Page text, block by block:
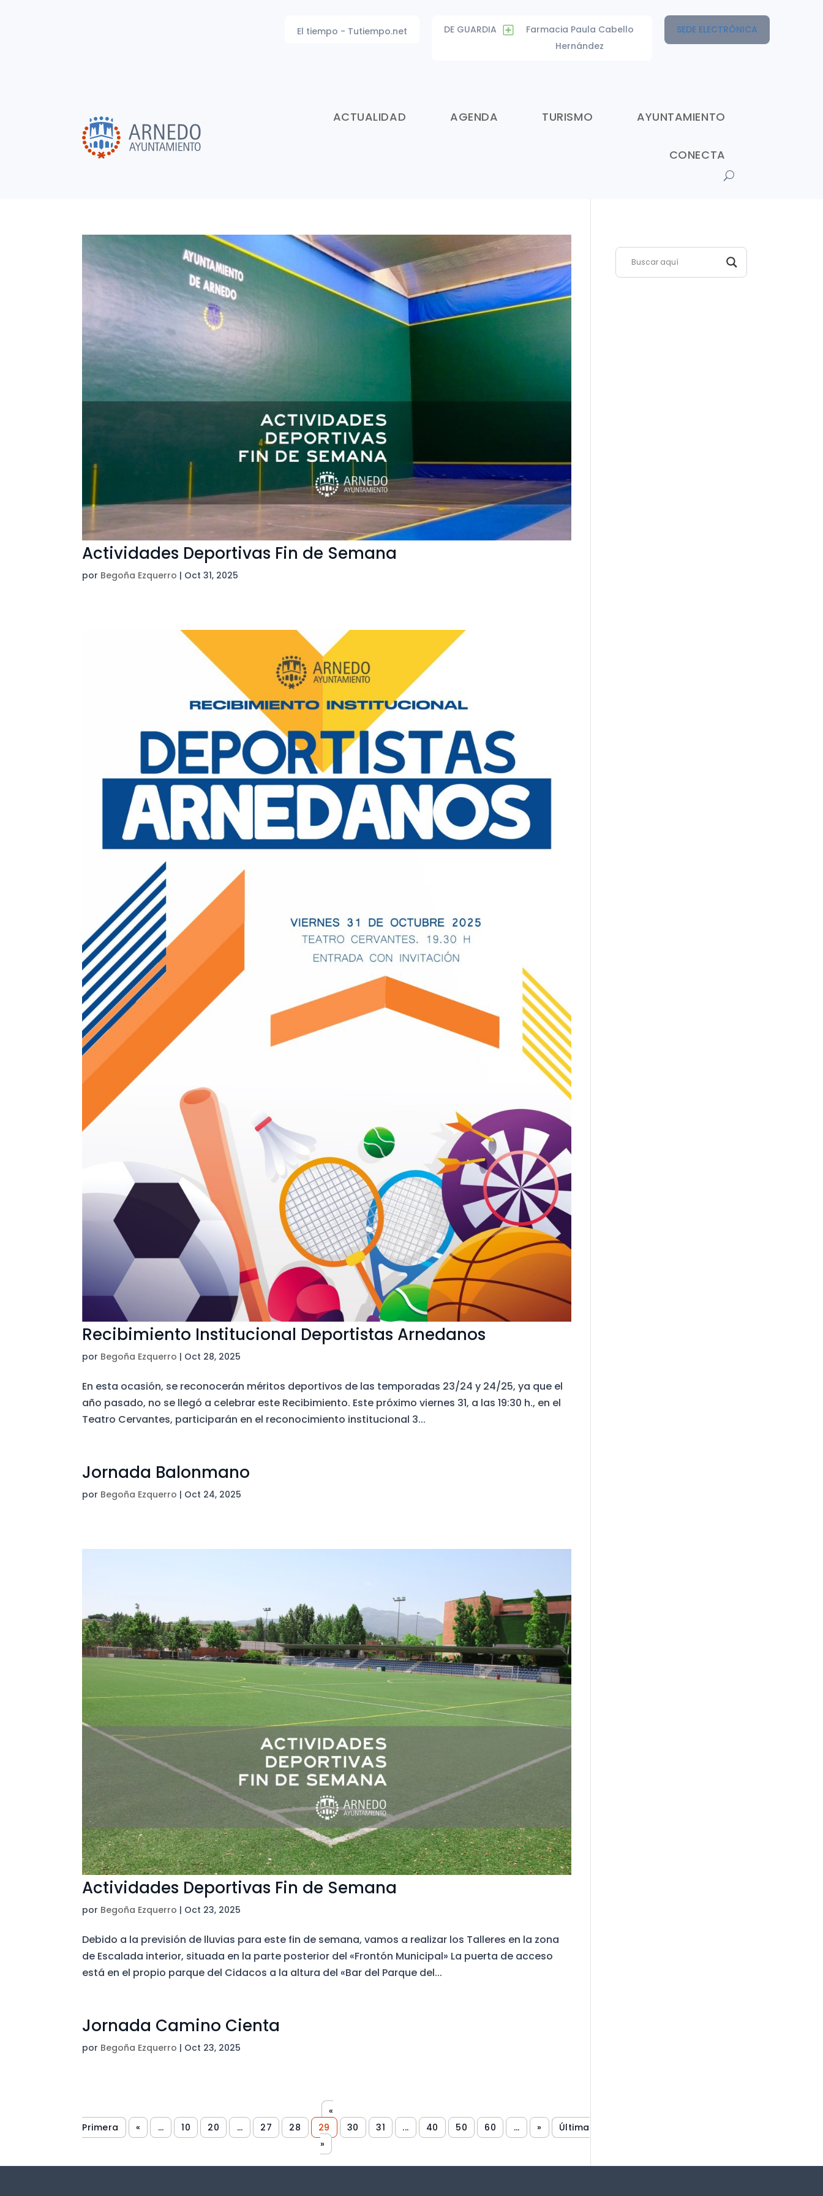
SEDE ELECTRÓNICA
DE GUARDIA
Farmacia Paula Cabello
Hernández
El tiempo - Tutiempo.net
ACTUALIDAD AGENDA TURISMO AYUNTAMIENTO
CONECTA
Actividades Deportivas Fin de Semana
por Begoña Ezquerro | Oct 31, 2025
Recibimiento Institucional Deportistas Arnedanos
por Begoña Ezquerro | Oct 28, 2025
En esta ocasión, se reconocerán méritos deportivos de las temporadas 23/24 y 24/25, ya que el
año pasado, no se llegó a celebrar este Recibimiento. Este próximo viernes 31, a las 19:30 h., en el
Teatro Cervantes, participarán en el reconocimiento institucional 3...
Jornada Balonmano
por Begoña Ezquerro | Oct 24, 2025
Actividades Deportivas Fin de Semana
por Begoña Ezquerro | Oct 23, 2025
Debido a la previsión de lluvias para este fin de semana, vamos a realizar los Talleres en la zona
de Escalada interior, situada en la parte posterior del «Frontón Municipal» La puerta de acceso
está en el propio parque del Cidacos a la altura del «Bar del Parque del...
Jornada Camino Cienta
por Begoña Ezquerro | Oct 23, 2025
«
Primera
« ... 10 20 ... 27 28 29 30 31 ... 40 50 60 ... »
Última
»